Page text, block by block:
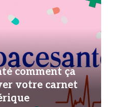
comment ça
votre carnet